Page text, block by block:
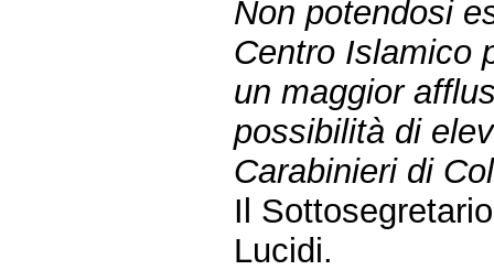
Non potendosi
Centro Islamico
un maggior
possibilità di
Carabinieri di
Il
Lucidi.